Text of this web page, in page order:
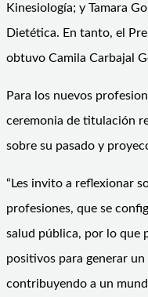
Kinesiología; y Tamara
Dietética. En tanto, el
obtuvo Camila Carbajal
Para los nuevos
ceremonia de titulación
sobre su pasado y
“Les invito a reflexionar
profesiones, que se
salud pública, por lo que
positivos para generar
contribuyendo a un